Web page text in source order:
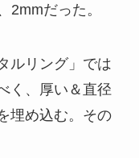
2mmだった。
ルリング」では
く、厚い＆直径
埋め込む。その